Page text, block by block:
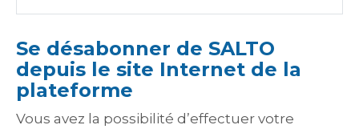
Se désabonner de SALTO
depuis le site Internet de la
plateforme
Vous avez la possibilité d’effectuer votre